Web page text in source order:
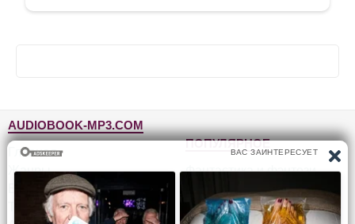
AUDIOBOOK-MP3.COM
Главная
Жанры
Топ-100
ПОПУЛЯРНОЕ
Фантастика и фэнтези
Детективы, триллеры
Для детей